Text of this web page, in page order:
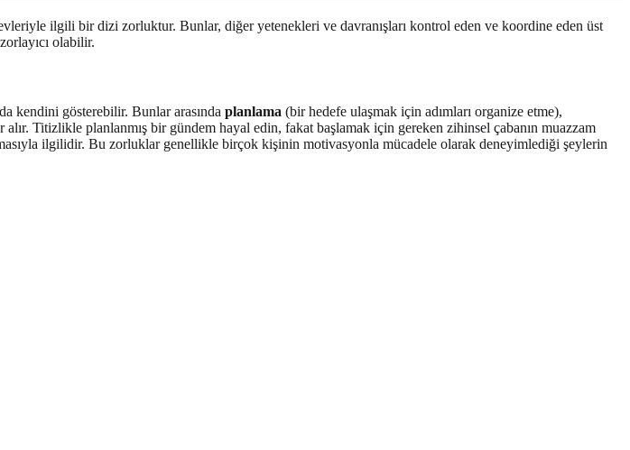
ilgili bir dizi zorluktur. Bunlar, diğer yetenekleri ve davranışları kontrol eden ve koordine eden üst
olabilir.
kendini gösterebilir. Bunlar arasında planlama (bir hedefe ulaşmak için adımları organize etme),
Titizlikle planlanmış bir gündem hayal edin, fakat başlamak için gereken zihinsel çabanın muazzam
ilgilidir. Bu zorluklar genellikle birçok kişinin motivasyonla mücadele olarak deneyimlediği şeylerin